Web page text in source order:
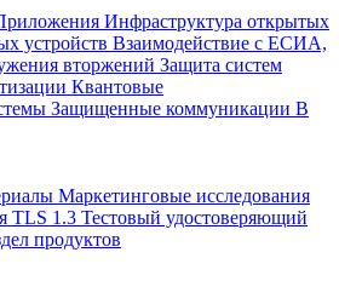
Инфраструктура открытых
устройств Взаимодействие с ЕСИА,
вторжений Защита систем
Квантовые
Защищенные коммуникации В
Маркетинговые исследования
TLS 1.3 Тестовый удостоверяющий
продуктов